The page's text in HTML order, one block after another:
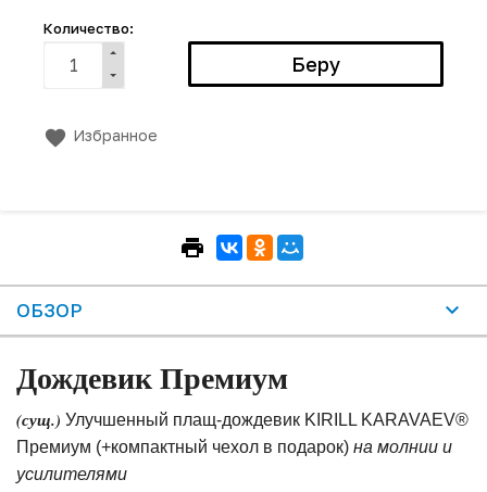
Количество:
Избранное
ОБЗОР
Дождевик Премиум
(сущ.) Улучшенный плащ-дождевик KIRILL KARAVAEV®
Премиум (+компактный чехол в подарок) на молнии и
усилителями